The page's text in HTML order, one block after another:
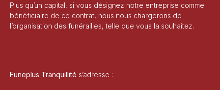
Plus qu’un capital, si vous désignez notre entreprise comme
bénéficiaire de ce contrat, nous nous chargerons de
l’organisation des funérailles, telle que vous la souhaitez.
Funeplus Tranquillité s’adresse :